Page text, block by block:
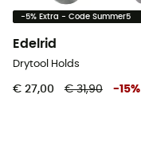
-5% Extra - Code Summer5
Edelrid
Drytool Holds
€ 27,00 € 31,90 -15%